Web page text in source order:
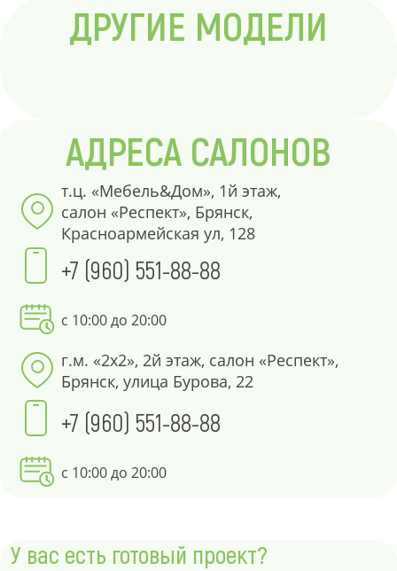
ДРУГИЕ МОДЕЛИ
АДРЕСА САЛОНОВ
т.ц. «Мебель&Дом», 1й этаж,
салон «Респект», Брянск,
Красноармейская ул, 128
+7 (960) 551-88-88
с 10:00 до 20:00
г.м. «2х2», 2й этаж, салон «Респект»,
Брянск, улица Бурова, 22
+7 (960) 551-88-88
с 10:00 до 20:00
У вас есть готовый проект?